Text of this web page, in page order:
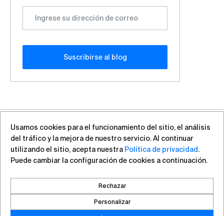
Suscribirse al blog
Derechos ©2026, VAS Experts
Saint Petersburg, Liteyniy Avenue, 26A
Creado por DROZD.RED
+7 (812) 313-88-54 sales@vas.expert
Usamos cookies para el funcionamiento del sitio, el análisis
del tráfico y la mejora de nuestro servicio. Al continuar
utilizando el sitio, acepta nuestra Política de privacidad.
Puede cambiar la configuración de cookies a continuación.
Rechazar
Personalizar